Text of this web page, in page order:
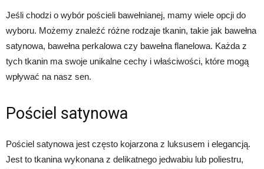
Jeśli chodzi o wybór pościeli bawełnianej, mamy wiele opcji do
wyboru. Możemy znaleźć różne rodzaje tkanin, takie jak bawełna
satynowa, bawełna perkalowa czy bawełna flanelowa. Każda z
tych tkanin ma swoje unikalne cechy i właściwości, które mogą
wpływać na nasz sen.
Pościel satynowa
Pościel satynowa jest często kojarzona z luksusem i elegancją.
Jest to tkanina wykonana z delikatnego jedwabiu lub poliestru,